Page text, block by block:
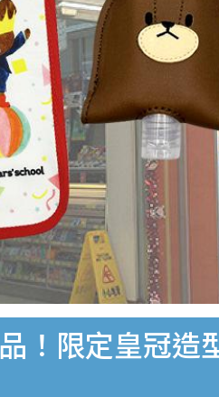
！限定皇冠